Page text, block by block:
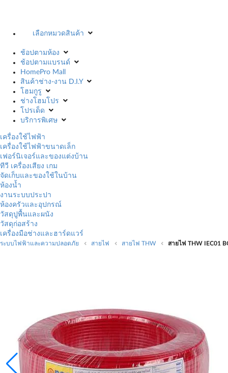
เลือกหมวดสินค้า
ช้อปตามห้อง
ช้อปตามแบรนด์
HomePro Mall
สินค้าช่าง-งาน D.I.Y
โฮมกูรู
ช่างโฮมโปร
โปรเด็ด
บริการพิเศษ
เครื่องใช้ไฟฟ้า
เครื่องใช้ไฟฟ้าขนาดเล็ก
เฟอร์นิเจอร์และของแต่งบ้าน
ทีวี เครื่องเสียง เกม
จัดเก็บและของใช้ในบ้าน
ห้องน้ำ
งานระบบประปา
ห้องครัวและอุปกรณ์
วัสดุปูพื้นและผนัง
วัสดุก่อสร้าง
เครื่องมือช่างและฮาร์ดแวร์
ระบบไฟฟ้าและความปลอดภัย สายไฟ สายไฟ THW สายไฟ THW IEC01